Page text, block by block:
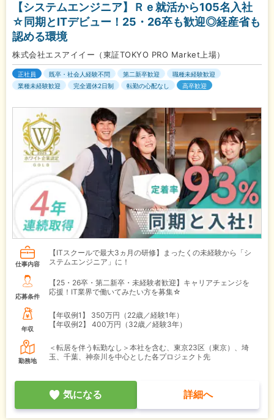
【システムエンジニア】Ｒｅ就活から105名入社
☆同期とITデビュー！25・26卒も歓迎◎経産省も
認める環境
株式会社エスアイイー（東証TOKYO PRO Market上場）
正社員 既卒・社会人経験不問 第二新卒歓迎
職種未経験歓迎
業種未経験歓迎
完全週休2日制 転勤の心配なし 高卒歓迎
仕事内容
【ITスクールで最大3ヵ月の研修】まったくの未経験から「シ
ステムエンジニア」に！
応募条件
【25・26卒・第二新卒・未経験者歓迎】キャリアチェンジを
応援！IT業界で働いてみたい方を募集☆
年収
【年収例1】
350万円（22歳／経験1年）
【年収例2】
400万円（32歳／経験3年）
勤務地
＜転居を伴う転勤なし＞本社を含む、東京23区（東京）、埼
玉、千葉、神奈川を中心とした各プロジェクト先
気になる 詳細へ